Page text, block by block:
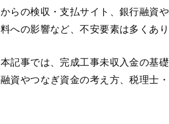
からの検収・支払サイト、銀行融資
料への影響など、不安要素は多くあり
本記事では、完成工事未収入金の基
融資やつなぎ資金の考え方、税理士